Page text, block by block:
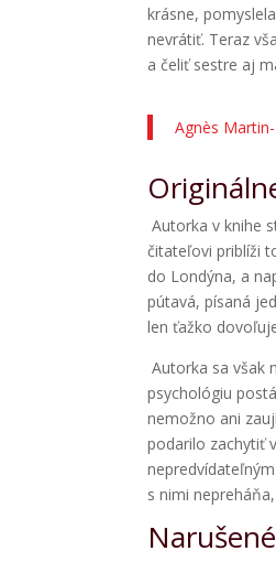
krásne,
nevrátiť. Teraz
a čeliť sestre aj
Agnès
Autorka v knihe
čitateľovi priblíži
do Londýna, a
pútavá, písaná
len ťažko
Autorka sa však
psychológiu
nemožno ani
podarilo zachytiť
s nimi